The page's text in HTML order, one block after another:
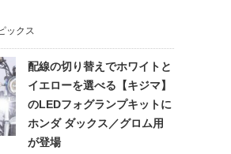
ックス
配線の切り替えでホワイトと
イエローを選べる【キジマ】
のLEDフォグランプキットに
ホンダ ダックス／グロム用
が登場